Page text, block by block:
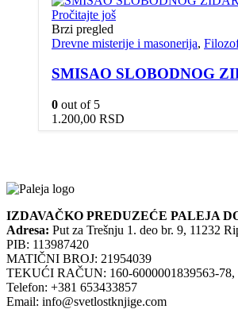
7.300,00 RSD.
Pročitajte još
Brzi pregled
Drevne misterije i masonerija,
SMISAO SLOBODNOG
0 out of 5
1.200,00 RSD
IZDAVAČKO PREDUZEĆE PALEJA
Adresa: Put za Trešnju 1. deo br. 9, 11232
PIB: 113987420
MATIČNI BROJ: 21954039
TEKUĆI RAČUN: 160-6000001839563-78,
Telefon: +381 653433857
Email: info@svetlostknjige.com